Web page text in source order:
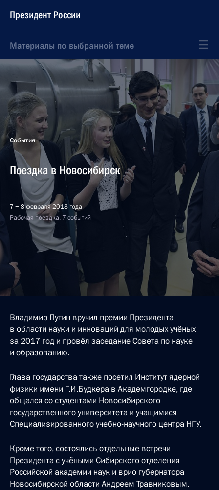
Президент России
Материалы по выбранной теме
События
Поездка в Новосибирск
7 − 8 февраля 2018 года
Рабочая поездка, 7 событий
Владимир Путин вручил премии Президента
в области науки и инноваций для молодых учёных
за 2017 год и провёл заседание Совета по науке
и образованию.
Глава государства также посетил Институт ядерной
физики имени Г.И.Будкера в Академгородке, где
общался со студентами Новосибирского
государственного университета и учащимися
Специализированного учебно-научного центра НГУ.
Кроме того, состоялись отдельные встречи
Президента с учёными Сибирского отделения
Российской академии наук и врио губернатора
Новосибирской области Андреем Травниковым.